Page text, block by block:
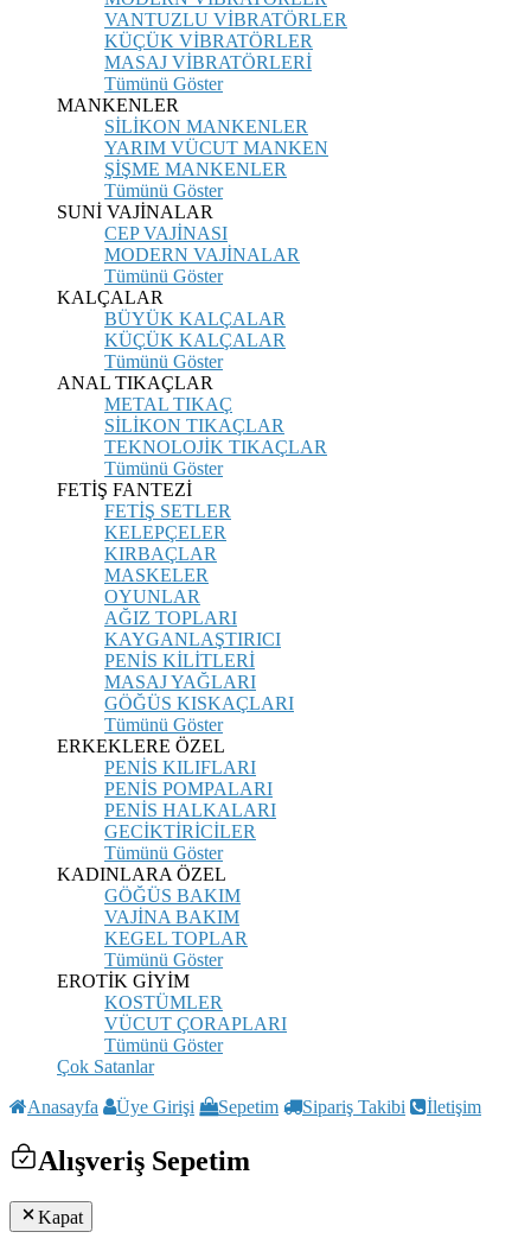
VANTUZLU VİBRATÖRLER
KÜÇÜK VİBRATÖRLER
MASAJ VİBRATÖRLERİ
Tümünü Göster
MANKENLER
SİLİKON MANKENLER
YARIM VÜCUT MANKEN
ŞİŞME MANKENLER
Tümünü Göster
SUNİ VAJİNALAR
CEP VAJİNASI
MODERN VAJİNALAR
Tümünü Göster
KALÇALAR
BÜYÜK KALÇALAR
KÜÇÜK KALÇALAR
Tümünü Göster
ANAL TIKAÇLAR
METAL TIKAÇ
SİLİKON TIKAÇLAR
TEKNOLOJİK TIKAÇLAR
Tümünü Göster
FETİŞ FANTEZİ
FETİŞ SETLER
KELEPÇELER
KIRBAÇLAR
MASKELER
OYUNLAR
AĞIZ TOPLARI
KAYGANLAŞTIRICI
PENİS KİLİTLERİ
MASAJ YAĞLARI
GÖĞÜS KISKAÇLARI
Tümünü Göster
ERKEKLERE ÖZEL
PENİS KILIFLARI
PENİS POMPALARI
PENİS HALKALARI
GECİKTİRİCİLER
Tümünü Göster
KADINLARA ÖZEL
GÖĞÜS BAKIM
VAJİNA BAKIM
KEGEL TOPLAR
Tümünü Göster
EROTİK GİYİM
KOSTÜMLER
VÜCUT ÇORAPLARI
Tümünü Göster
Çok Satanlar
Anasayfa
Üye Girişi Sepetim Sipariş Takibi İletişim
Alışveriş Sepetim
Kapat